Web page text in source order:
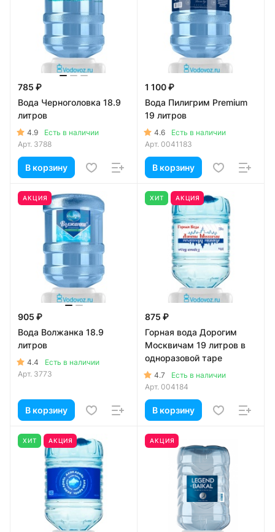
785 ₽
Вода Черноголовка 18.9
литров
4.9
Есть в наличии
Арт. 3788
В корзину
1 100 ₽
Вода Пилигрим Premium
19 литров
4.6
Есть в наличии
Арт. 0041183
В корзину
АКЦИЯ
905 ₽
Вода Волжанка 18.9
литров
4.4
Есть в наличии
Арт. 3773
В корзину
ХИТ АКЦИЯ
875 ₽
Горная вода Дорогим
Москвичам 19 литров в
одноразовой таре
4.7
Есть в наличии
Арт. 004184
В корзину
ХИТ АКЦИЯ АКЦИЯ